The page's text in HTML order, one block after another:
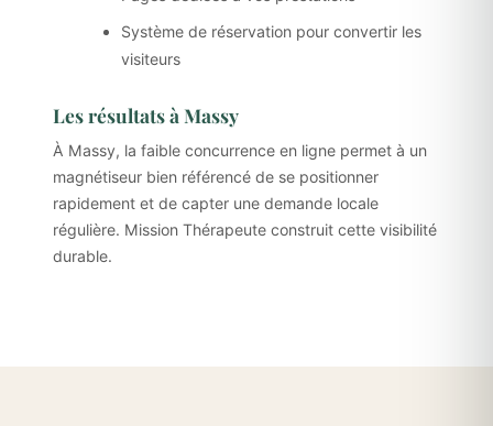
Système de réservation pour convertir les
visiteurs
Les résultats à Massy
À Massy, la faible concurrence en ligne permet à un
magnétiseur bien référencé de se positionner
rapidement et de capter une demande locale
régulière. Mission Thérapeute construit cette visibilité
durable.